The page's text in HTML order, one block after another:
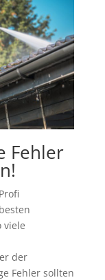
Fehler
viele
der
Fehler sollten